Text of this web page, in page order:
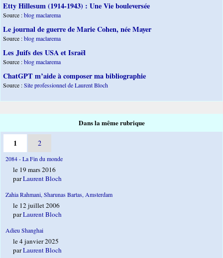
Etty Hillesum (1914-1943) : Une Vie bouleversée
Source :blog maclarema
Le journal de guerre de Marie Cohen, née Mayer
Source :blog maclarema
Les Juifs des USA et Israël
Source :blog maclarema
ChatGPT m’aide à composer ma bibliographie
Source :Site professionnel de Laurent Bloch
Dans la même rubrique
1 2
2084 - La Fin du monde
le 19 mars 2016
parLaurent Bloch
Zahia Rahmani, Sharunas Bartas, Amsterdam
le 12 juillet 2006
parLaurent Bloch
Adieu Shanghai
le 4 janvier 2025
parLaurent Bloch